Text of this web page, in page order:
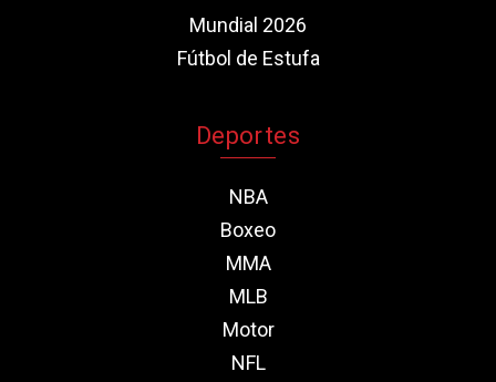
Mundial 2026
Fútbol de Estufa
Deportes
NBA
Boxeo
MMA
MLB
Motor
NFL